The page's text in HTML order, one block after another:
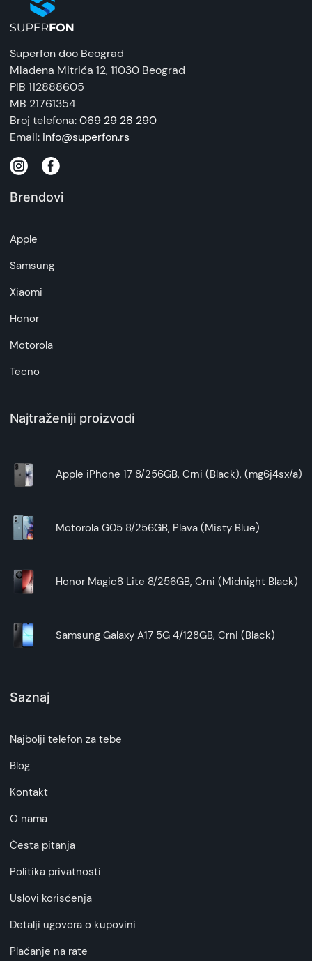
Superfon doo Beograd
Mladena Mitrića 12, 11030 Beograd
PIB 112888605
MB 21761354
Broj telefona:069 29 28 290
Email: info@superfon.rs
Brendovi
Apple
Samsung
Xiaomi
Honor
Motorola
Tecno
Najtraženiji proizvodi
Apple iPhone 17 8/256GB, Crni (Black), (mg6j4sx/a)
Motorola G05 8/256GB, Plava (Misty Blue)
Honor Magic8 Lite 8/256GB, Crni (Midnight Black)
Samsung Galaxy A17 5G 4/128GB, Crni (Black)
Saznaj
Najbolji telefon za tebe
Blog
Kontakt
O nama
Česta pitanja
Politika privatnosti
Uslovi korisćenja
Detalji ugovora o kupovini
Plaćanje na rate